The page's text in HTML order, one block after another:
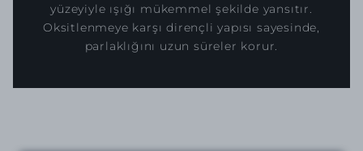
yüzeyiyle ışığı mükemmel şekilde yansıtır.
Oksitlenmeye karşı dirençli yapısı sayesinde,
parlaklığını uzun süreler korur.